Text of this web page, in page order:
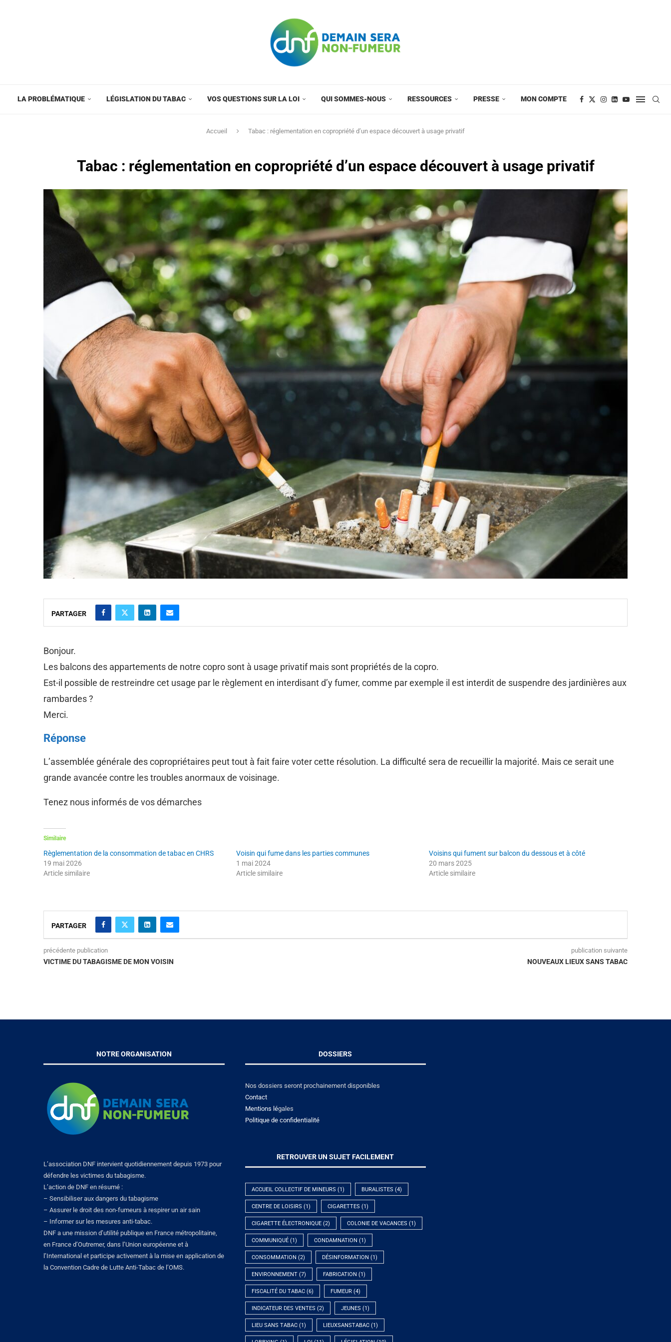
LA PROBLÉMATIQUE LÉGISLATION DU TABAC VOS QUESTIONS SUR LA LOI QUI SOMMES-NOUS RESSOURCES PRESSE MON COMPTE
Accueil Tabac : réglementation en copropriété d’un espace découvert à usage privatif
Tabac : réglementation en copropriété d’un espace découvert à usage privatif
PARTAGER
Bonjour.
Les balcons des appartements de notre copro sont à usage privatif mais sont propriétés de la copro.
Est-il possible de restreindre cet usage par le règlement en interdisant d’y fumer, comme par exemple il est interdit de suspendre des jardinières aux
rambardes ?
Merci.
Réponse
L’assemblée générale des copropriétaires peut tout à fait faire voter cette résolution. La difficulté sera de recueillir la majorité. Mais ce serait une
grande avancée contre les troubles anormaux de voisinage.
Tenez nous informés de vos démarches
Similaire
Règlementation de la consommation de tabac en CHRS
19 mai 2026
Article similaire
Voisin qui fume dans les parties communes
1 mai 2024
Article similaire
Voisins qui fument sur balcon du dessous et à côté
20 mars 2025
Article similaire
PARTAGER
précédente publication
VICTIME DU TABAGISME DE MON VOISIN
publication suivante
NOUVEAUX LIEUX SANS TABAC
NOTRE ORGANISATION
L’association DNF intervient quotidiennement depuis 1973 pour
défendre les victimes du tabagisme.
L’action de DNF en résumé :
– Sensibiliser aux dangers du tabagisme
– Assurer le droit des non-fumeurs à respirer un air sain
– Informer sur les mesures anti-tabac.
DNF a une mission d’utilité publique en France métropolitaine,
en France d’Outremer, dans l’Union européenne et à
l’International et participe activement à la mise en application de
la Convention Cadre de Lutte Anti-Tabac de l’OMS.
DOSSIERS
Nos dossiers seront prochainement disponibles
Contact
Mentions légales
Politique de confidentialité
RETROUVER UN SUJET FACILEMENT
ACCUEIL COLLECTIF DE MINEURS (1) BURALISTES (4)
CENTRE DE LOISIRS (1) CIGARETTES (1)
CIGARETTE ÉLECTRONIQUE(2) COLONIE DE VACANCES (1)
COMMUNIQUÉ(1) CONDAMNATION (1)
CONSOMMATION (2) DÉSINFORMATION (1)
ENVIRONNEMENT(7) FABRICATION (1)
FISCALITÉ DU TABAC(6) FUMEUR(4)
INDICATEUR DES VENTES (2) JEUNES (1)
LIEU SANS TABAC(1) LIEUXSANSTABAC(1)